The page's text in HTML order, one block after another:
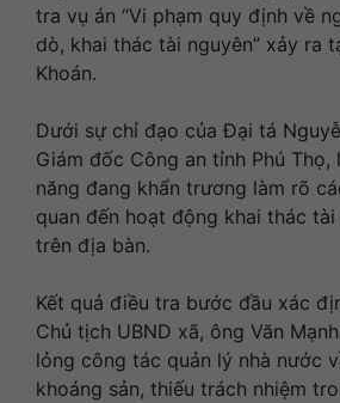
tra vụ án “Vi phạm quy định về
dò, khai thác tài nguyên” xảy ra
Khoán.
Dưới sự chỉ đạo của Đại tá
Giám đốc Công an tỉnh Phú
năng đang khẩn trương làm rõ
quan đến hoạt động khai thác
trên địa bàn.
Kết quả điều tra bước đầu xác
Chủ tịch UBND xã, ông Văn
lỏng công tác quản lý nhà nước
khoáng sản, thiếu trách nhiệm